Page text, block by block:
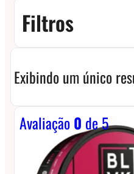
Filtros
Exibindo um único
Avaliação0 de 5